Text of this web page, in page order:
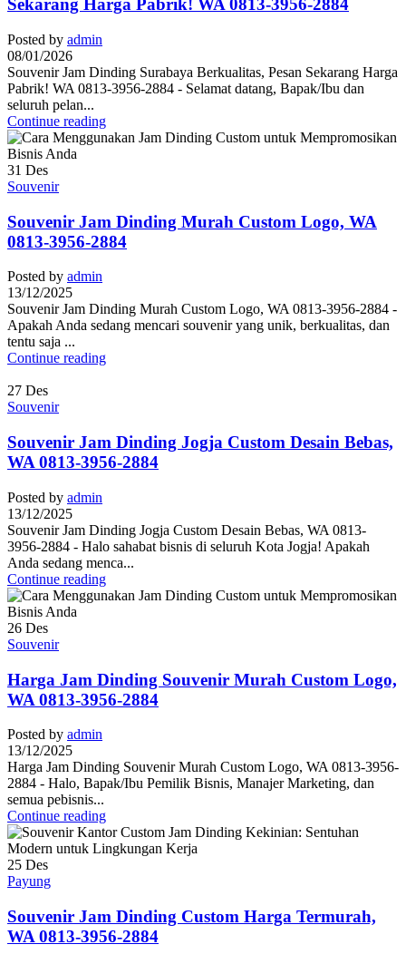
Sekarang Harga Pabrik! WA 0813-3956-2884
Posted by admin
08/01/2026
Souvenir Jam Dinding Surabaya Berkualitas, Pesan Sekarang Harga
Pabrik! WA 0813-3956-2884 - Selamat datang, Bapak/Ibu dan
seluruh pelan...
Continue reading
31 Des
Souvenir
Souvenir Jam Dinding Murah Custom Logo, WA
0813-3956-2884
Posted by admin
13/12/2025
Souvenir Jam Dinding Murah Custom Logo, WA 0813-3956-2884 -
Apakah Anda sedang mencari souvenir yang unik, berkualitas, dan
tentu saja ...
Continue reading
27 Des
Souvenir
Souvenir Jam Dinding Jogja Custom Desain Bebas,
WA 0813-3956-2884
Posted by admin
13/12/2025
Souvenir Jam Dinding Jogja Custom Desain Bebas, WA 0813-
3956-2884 - Halo sahabat bisnis di seluruh Kota Jogja! Apakah
Anda sedang menca...
Continue reading
26 Des
Souvenir
Harga Jam Dinding Souvenir Murah Custom Logo,
WA 0813-3956-2884
Posted by admin
13/12/2025
Harga Jam Dinding Souvenir Murah Custom Logo, WA 0813-3956-
2884 - Halo, Bapak/Ibu Pemilik Bisnis, Manajer Marketing, dan
semua pebisnis...
Continue reading
25 Des
Payung
Souvenir Jam Dinding Custom Harga Termurah,
WA 0813-3956-2884